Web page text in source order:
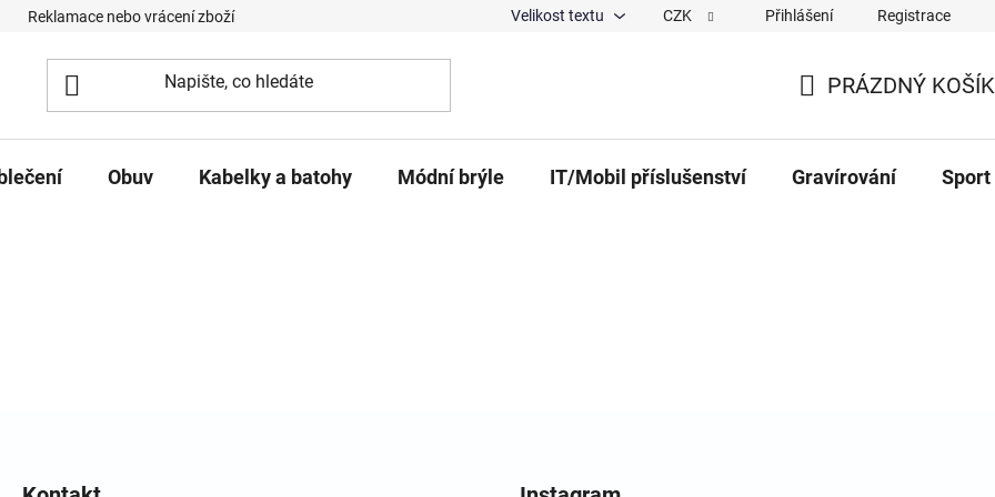
Reklamace nebo vrácení zboží Podmínky ochrany osobních údajů O nás Magazín Hodnocení obchodu
Velikost textu CZK Přihlášení Registrace
PRÁZDNÝ KOŠÍK
Obuv Kabelky a batohy Módní brýle IT/Mobil příslušenství Gravírování Sport